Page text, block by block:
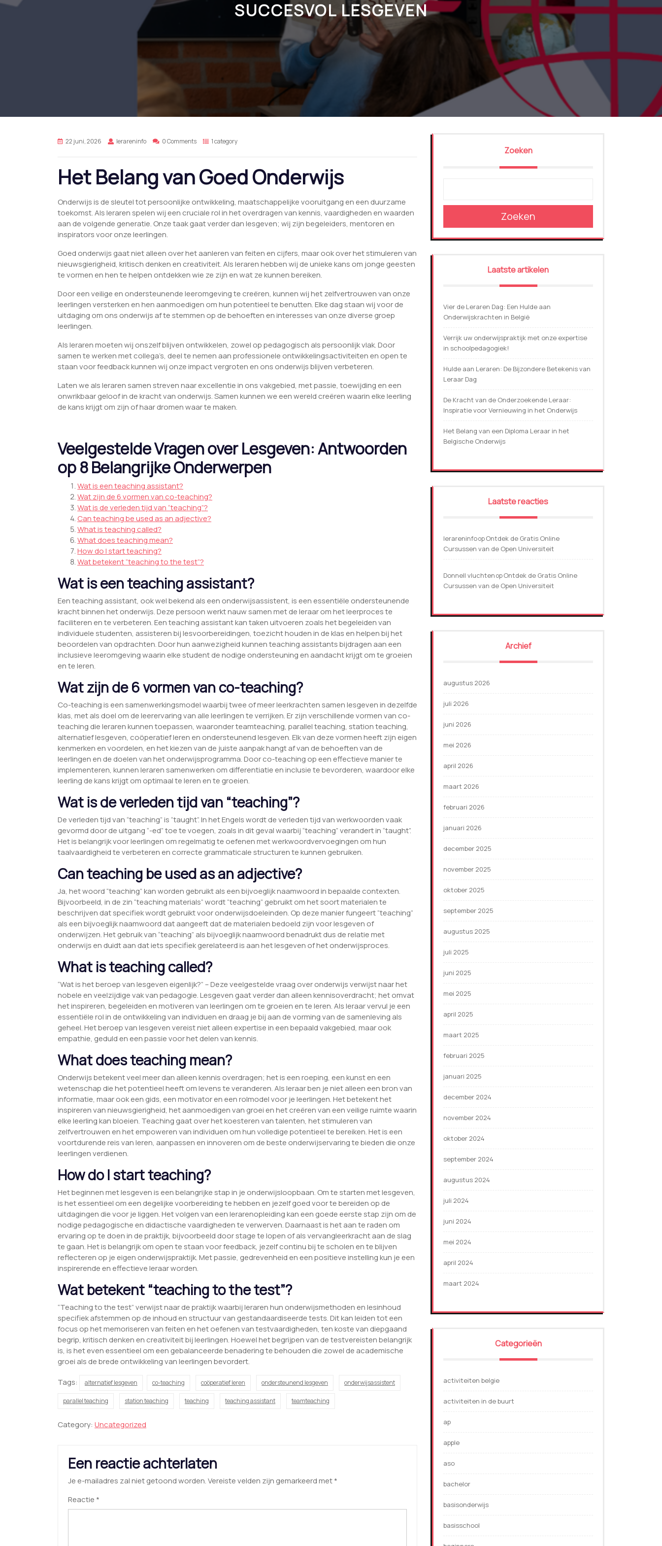
SUCCESVOL LESGEVEN
22 juni, 2026 lerareninfo 0 Comments 1 category
Het Belang van Goed Onderwijs
Onderwijs is de sleutel tot persoonlijke ontwikkeling, maatschappelijke vooruitgang en een duurzame
toekomst. Als leraren spelen wij een cruciale rol in het overdragen van kennis, vaardigheden en waarden
aan de volgende generatie. Onze taak gaat verder dan lesgeven; wij zijn begeleiders, mentoren en
inspirators voor onze leerlingen.
Goed onderwijs gaat niet alleen over het aanleren van feiten en cijfers, maar ook over het stimuleren van
nieuwsgierigheid, kritisch denken en creativiteit. Als leraren hebben wij de unieke kans om jonge geesten
te vormen en hen te helpen ontdekken wie ze zijn en wat ze kunnen bereiken.
Door een veilige en ondersteunende leeromgeving te creëren, kunnen wij het zelfvertrouwen van onze
leerlingen versterken en hen aanmoedigen om hun potentieel te benutten. Elke dag staan wij voor de
uitdaging om ons onderwijs af te stemmen op de behoeften en interesses van onze diverse groep
leerlingen.
Als leraren moeten wij onszelf blijven ontwikkelen, zowel op pedagogisch als persoonlijk vlak. Door
samen te werken met collega’s, deel te nemen aan professionele ontwikkelingsactiviteiten en open te
staan voor feedback kunnen wij onze impact vergroten en ons onderwijs blijven verbeteren.
Laten we als leraren samen streven naar excellentie in ons vakgebied, met passie, toewijding en een
onwrikbaar geloof in de kracht van onderwijs. Samen kunnen we een wereld creëren waarin elke leerling
de kans krijgt om zijn of haar dromen waar te maken.
Veelgestelde Vragen over Lesgeven: Antwoorden
op 8 Belangrijke Onderwerpen
Wat is een teaching assistant?
Wat zijn de 6 vormen van co-teaching?
Wat is de verleden tijd van “teaching”?
Can teaching be used as an adjective?
What is teaching called?
What does teaching mean?
How do I start teaching?
Wat betekent “teaching to the test”?
Wat is een teaching assistant?
Een teaching assistant, ook wel bekend als een onderwijsassistent, is een essentiële ondersteunende
kracht binnen het onderwijs. Deze persoon werkt nauw samen met de leraar om het leerproces te
faciliteren en te verbeteren. Een teaching assistant kan taken uitvoeren zoals het begeleiden van
individuele studenten, assisteren bij lesvoorbereidingen, toezicht houden in de klas en helpen bij het
beoordelen van opdrachten. Door hun aanwezigheid kunnen teaching assistants bijdragen aan een
inclusieve leeromgeving waarin elke student de nodige ondersteuning en aandacht krijgt om te groeien
en te leren.
Wat zijn de 6 vormen van co-teaching?
Co-teaching is een samenwerkingsmodel waarbij twee of meer leerkrachten samen lesgeven in dezelfde
klas, met als doel om de leerervaring van alle leerlingen te verrijken. Er zijn verschillende vormen van co-
teaching die leraren kunnen toepassen, waaronder teamteaching, parallel teaching, station teaching,
alternatief lesgeven, coöperatief leren en ondersteunend lesgeven. Elk van deze vormen heeft zijn eigen
kenmerken en voordelen, en het kiezen van de juiste aanpak hangt af van de behoeften van de
leerlingen en de doelen van het onderwijsprogramma. Door co-teaching op een effectieve manier te
implementeren, kunnen leraren samenwerken om differentiatie en inclusie te bevorderen, waardoor elke
leerling de kans krijgt om optimaal te leren en te groeien.
Wat is de verleden tijd van “teaching”?
De verleden tijd van “teaching” is “taught”. In het Engels wordt de verleden tijd van werkwoorden vaak
gevormd door de uitgang “-ed” toe te voegen, zoals in dit geval waarbij “teaching” verandert in “taught”.
Het is belangrijk voor leerlingen om regelmatig te oefenen met werkwoordvervoegingen om hun
taalvaardigheid te verbeteren en correcte grammaticale structuren te kunnen gebruiken.
Can teaching be used as an adjective?
Ja, het woord “teaching” kan worden gebruikt als een bijvoeglijk naamwoord in bepaalde contexten.
Bijvoorbeeld, in de zin “teaching materials” wordt “teaching” gebruikt om het soort materialen te
beschrijven dat specifiek wordt gebruikt voor onderwijsdoeleinden. Op deze manier fungeert “teaching”
als een bijvoeglijk naamwoord dat aangeeft dat de materialen bedoeld zijn voor lesgeven of
onderwijzen. Het gebruik van “teaching” als bijvoeglijk naamwoord benadrukt dus de relatie met
onderwijs en duidt aan dat iets specifiek gerelateerd is aan het lesgeven of het onderwijsproces.
What is teaching called?
“Wat is het beroep van lesgeven eigenlijk?” – Deze veelgestelde vraag over onderwijs verwijst naar het
nobele en veelzijdige vak van pedagogie. Lesgeven gaat verder dan alleen kennisoverdracht; het omvat
het inspireren, begeleiden en motiveren van leerlingen om te groeien en te leren. Als leraar vervul je een
essentiële rol in de ontwikkeling van individuen en draag je bij aan de vorming van de samenleving als
geheel. Het beroep van lesgeven vereist niet alleen expertise in een bepaald vakgebied, maar ook
empathie, geduld en een passie voor het delen van kennis.
What does teaching mean?
Onderwijs betekent veel meer dan alleen kennis overdragen; het is een roeping, een kunst en een
wetenschap die het potentieel heeft om levens te veranderen. Als leraar ben je niet alleen een bron van
informatie, maar ook een gids, een motivator en een rolmodel voor je leerlingen. Het betekent het
inspireren van nieuwsgierigheid, het aanmoedigen van groei en het creëren van een veilige ruimte waarin
elke leerling kan bloeien. Teaching gaat over het koesteren van talenten, het stimuleren van
zelfvertrouwen en het empoweren van individuen om hun volledige potentieel te bereiken. Het is een
voortdurende reis van leren, aanpassen en innoveren om de beste onderwijservaring te bieden die onze
leerlingen verdienen.
How do I start teaching?
Het beginnen met lesgeven is een belangrijke stap in je onderwijsloopbaan. Om te starten met lesgeven,
is het essentieel om een degelijke voorbereiding te hebben en jezelf goed voor te bereiden op de
uitdagingen die voor je liggen. Het volgen van een lerarenopleiding kan een goede eerste stap zijn om de
nodige pedagogische en didactische vaardigheden te verwerven. Daarnaast is het aan te raden om
ervaring op te doen in de praktijk, bijvoorbeeld door stage te lopen of als vervangleerkracht aan de slag
te gaan. Het is belangrijk om open te staan voor feedback, jezelf continu bij te scholen en te blijven
reflecteren op je eigen onderwijspraktijk. Met passie, gedrevenheid en een positieve instelling kun je een
inspirerende en effectieve leraar worden.
Wat betekent “teaching to the test”?
“Teaching to the test” verwijst naar de praktijk waarbij leraren hun onderwijsmethoden en lesinhoud
specifiek afstemmen op de inhoud en structuur van gestandaardiseerde tests. Dit kan leiden tot een
focus op het memoriseren van feiten en het oefenen van testvaardigheden, ten koste van diepgaand
begrip, kritisch denken en creativiteit bij leerlingen. Hoewel het begrijpen van de testvereisten belangrijk
is, is het even essentieel om een gebalanceerde benadering te behouden die zowel de academische
groei als de brede ontwikkeling van leerlingen bevordert.
Tags:
alternatief lesgeven co-teaching coöperatief leren ondersteunend lesgeven onderwijsassistent
parallel teaching station teaching teaching teaching assistant teamteaching
Category: Uncategorized
Een reactie achterlaten
Je e-mailadres zal niet getoond worden.Vereiste velden zijn gemarkeerd met*
Reactie *
Zoeken
Zoeken
Laatste artikelen
Vier de Leraren Dag: Een Hulde aan
Onderwijskrachten in België
Verrijk uw onderwijspraktijk met onze expertise
in schoolpedagogiek!
Hulde aan Leraren: De Bijzondere Betekenis van
Leraar Dag
De Kracht van de Onderzoekende Leraar:
Inspiratie voor Vernieuwing in het Onderwijs
Het Belang van een Diploma Leraar in het
Belgische Onderwijs
Laatste reacties
lerareninfoopOntdek de Gratis Online
Cursussen van de Open Universiteit
Donnell vluchtenopOntdek de Gratis Online
Cursussen van de Open Universiteit
Archief
augustus 2026
juli 2026
juni 2026
mei 2026
april 2026
maart 2026
februari 2026
januari 2026
december 2025
november 2025
oktober 2025
september 2025
augustus 2025
juli 2025
juni 2025
mei 2025
april 2025
maart 2025
februari 2025
januari 2025
december 2024
november 2024
oktober 2024
september 2024
augustus 2024
juli 2024
juni 2024
mei 2024
april 2024
maart 2024
Categorieën
activiteiten belgie
activiteiten in de buurt
ap
apple
aso
bachelor
basisonderwijs
basisschool